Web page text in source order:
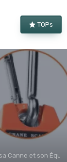
TOPs
Canne et son